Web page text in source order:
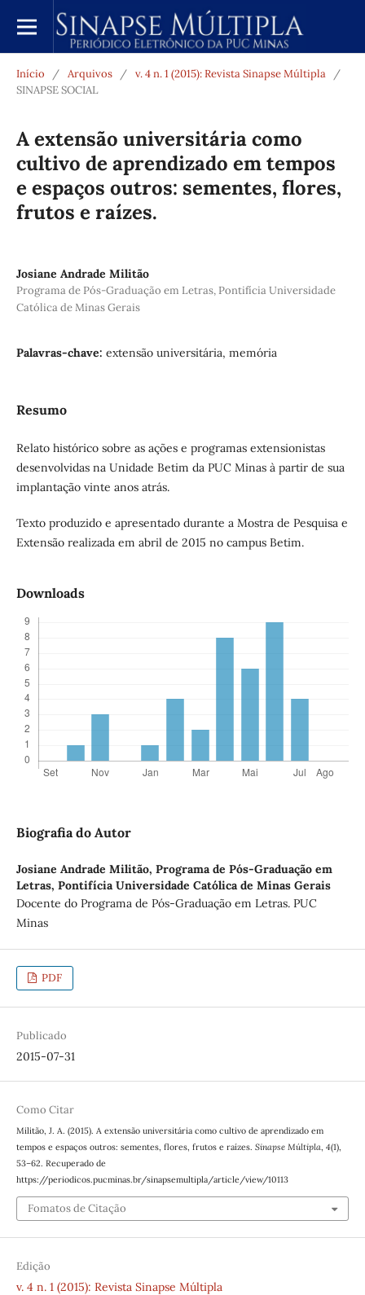
Início / Arquivos / v. 4 n. 1 (2015): Revista Sinapse Múltipla
/
SINAPSE SOCIAL
A extensão universitária como
cultivo de aprendizado em tempos
e espaços outros: sementes, flores,
frutos e raízes.
Josiane Andrade Militão
Programa de Pós-Graduação em Letras, Pontifícia Universidade
Católica de Minas Gerais
Palavras-chave: extensão universitária, memória
Resumo
Relato histórico sobre as ações e programas extensionistas
desenvolvidas na Unidade Betim da PUC Minas à partir de sua
implantação vinte anos atrás.
Texto produzido e apresentado durante a Mostra de Pesquisa e
Extensão realizada em abril de 2015 no campus Betim.
Downloads
Biografia do Autor
Josiane Andrade Militão, Programa de Pós-Graduação em
Letras, Pontifícia Universidade Católica de Minas Gerais
Docente do Programa de Pós-Graduação em Letras. PUC
Minas
PDF
Publicado
2015-07-31
Como Citar
Militão, J. A. (2015). A extensão universitária como cultivo de aprendizado em
tempos e espaços outros: sementes, flores, frutos e raízes. Sinapse Múltipla, 4(1),
53–62. Recuperado de
https://periodicos.pucminas.br/sinapsemultipla/article/view/10113
Fomatos de Citação
Edição
v. 4 n. 1 (2015): Revista Sinapse Múltipla